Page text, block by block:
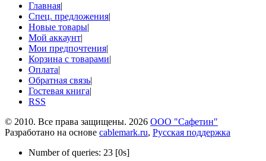
Главная|
Спец. предложения|
Новые товары|
Мой аккаунт|
Мои предпочтения|
Корзина с товарами|
Оплата|
Обратная связь|
Гостевая книга|
RSS
© 2010. Все права защищены. 2026 ООО "Сафетин"
Разработано на основе cablemark.ru, Русская поддержка
Number of queries: 23 [0s]